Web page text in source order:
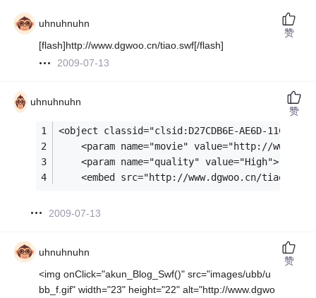
uhnuhnuhn
[flash]http://www.dgwoo.cn/tiao.swf[/flash]
2009-07-13
赞
uhnuhnuhn
<object classid="clsid:D27CDB6E-AE6D-11CF-
<param name="movie" value="http://
	<param name="quality" value="High">
<embed src="http://www.dgwoo.cn/
2009-07-13
赞
uhnuhnuhn
<img onClick="akun_Blog_Swf()" src="images/ubb/u
bb_f.gif" width="23" height="22" alt="http://www.dgwo
赞